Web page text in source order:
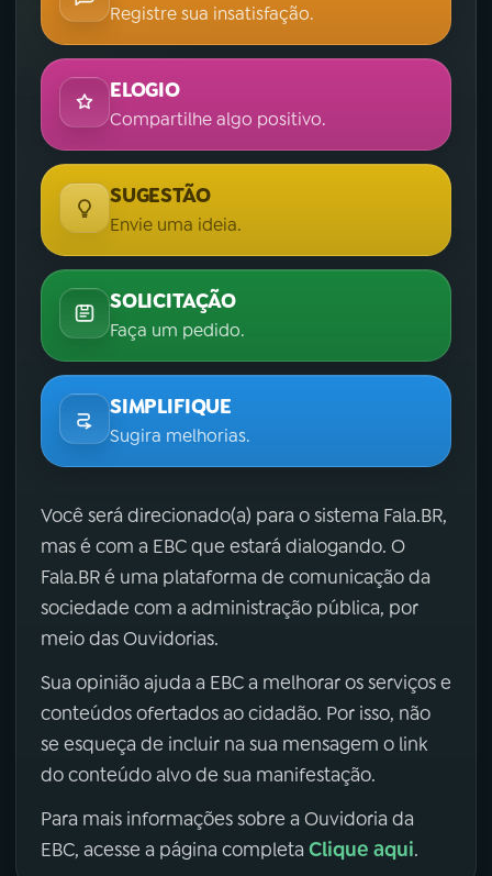
Registre sua insatisfação.
ELOGIO
Compartilhe algo positivo.
SUGESTÃO
Envie uma ideia.
SOLICITAÇÃO
Faça um pedido.
SIMPLIFIQUE
Sugira melhorias.
Você será direcionado(a) para o sistema Fala.BR,
mas é com a EBC que estará dialogando. O
Fala.BR é uma plataforma de comunicação da
sociedade com a administração pública, por
meio das Ouvidorias.
Sua opinião ajuda a EBC a melhorar os serviços e
conteúdos ofertados ao cidadão. Por isso, não
se esqueça de incluir na sua mensagem o link
do conteúdo alvo de sua manifestação.
Para mais informações sobre a Ouvidoria da
EBC, acesse a página completa Clique aqui.